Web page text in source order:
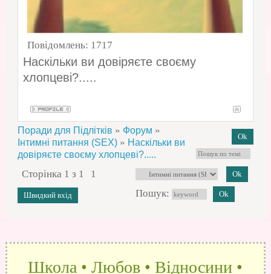
Повідомлень: 1717
Наскільки ви довіряєте своєму
хлопцеві?.....
Поради для Підлітків » Форум »
Інтимні питання (SEX) » Наскільки ви
довіряєте своєму хлопцеві?.....
Сторінка 1 з 1
1
Пошук:
Школа • Любов • Відносини •